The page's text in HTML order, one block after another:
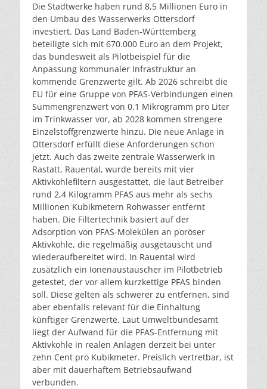
Die Stadtwerke haben rund 8,5 Millionen Euro in
den Umbau des Wasserwerks Ottersdorf
investiert. Das Land Baden-Württemberg
beteiligte sich mit 670.000 Euro an dem Projekt,
das bundesweit als Pilotbeispiel für die
Anpassung kommunaler Infrastruktur an
kommende Grenzwerte gilt. Ab 2026 schreibt die
EU für eine Gruppe von PFAS-Verbindungen einen
Summengrenzwert von 0,1 Mikrogramm pro Liter
im Trinkwasser vor, ab 2028 kommen strengere
Einzelstoffgrenzwerte hinzu. Die neue Anlage in
Ottersdorf erfüllt diese Anforderungen schon
jetzt. Auch das zweite zentrale Wasserwerk in
Rastatt, Rauental, wurde bereits mit vier
Aktivkohlefiltern ausgestattet, die laut Betreiber
rund 2,4 Kilogramm PFAS aus mehr als sechs
Millionen Kubikmetern Rohwasser entfernt
haben. Die Filtertechnik basiert auf der
Adsorption von PFAS-Molekülen an poröser
Aktivkohle, die regelmäßig ausgetauscht und
wiederaufbereitet wird. In Rauental wird
zusätzlich ein Ionenaustauscher im Pilotbetrieb
getestet, der vor allem kurzkettige PFAS binden
soll. Diese gelten als schwerer zu entfernen, sind
aber ebenfalls relevant für die Einhaltung
künftiger Grenzwerte. Laut Umweltbundesamt
liegt der Aufwand für die PFAS-Entfernung mit
Aktivkohle in realen Anlagen derzeit bei unter
zehn Cent pro Kubikmeter. Preislich vertretbar, ist
aber mit dauerhaftem Betriebsaufwand
verbunden.